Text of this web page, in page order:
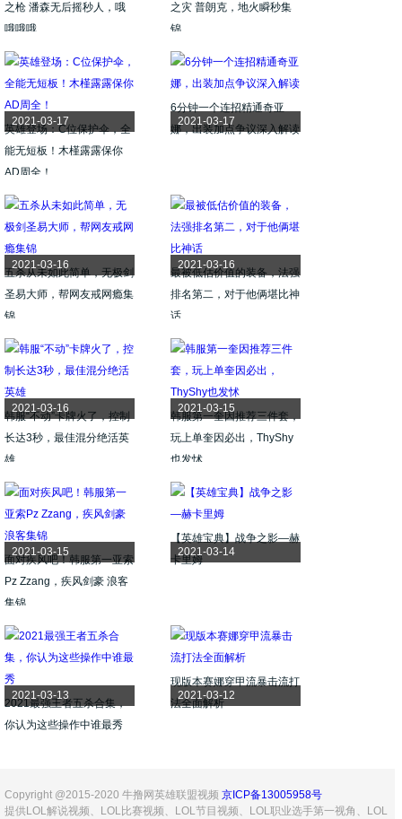
之枪 潘森无后摇秒人，哦
哦哦哦
之灾 普朗克，地火瞬秒集
锦
2021-03-17
英雄登场：C位保护伞，全
能无短板！木槿露露保你
AD周全！
2021-03-17
6分钟一个连招精通奇亚
娜，出装加点争议深入解读
2021-03-16
五杀从未如此简单，无极剑
圣易大师，帮网友戒网瘾集
锦
2021-03-16
最被低估价值的装备，法强
排名第二，对于他俩堪比神
话
2021-03-16
韩服“不动”卡牌火了，控制
长达3秒，最佳混分绝活英
雄
2021-03-15
韩服第一奎因推荐三件套，
玩上单奎因必出，ThyShy
也发怵
2021-03-15
面对疾风吧！韩服第一亚索
Pz Zzang，疾风剑豪 浪客
集锦
2021-03-14
【英雄宝典】战争之影—赫
卡里姆
2021-03-13
2021最强王者五杀合集，
你认为这些操作中谁最秀
2021-03-12
现版本赛娜穿甲流暴击流打
法全面解析
Copyright @2015-2020 牛撸网英雄联盟视频 京ICP备13005958号
提供LOL解说视频、LOL比赛视频、LOL节目视频、LOL职业选手第一视角、LOL